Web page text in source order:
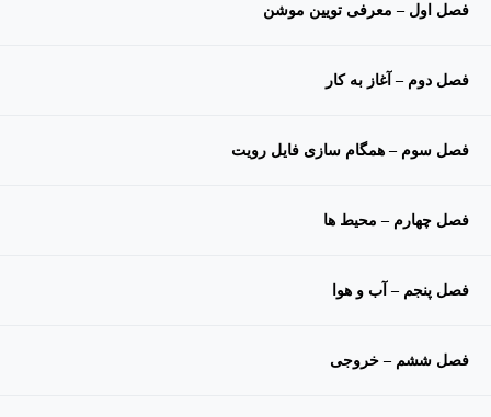
فصل اول – معرفی تویین موشن
فصل دوم – آغاز به کار
فصل سوم – همگام سازی فایل رویت
فصل چهارم – محیط ها
فصل پنجم – آب و هوا
فصل ششم – خروجی